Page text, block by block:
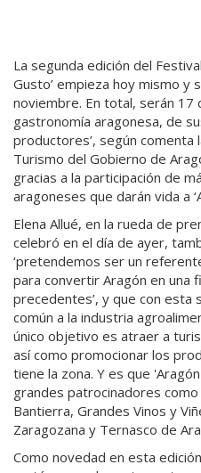
La segunda edición del
Gusto’ empieza hoy mismo y
noviembre. En total, serán 17
gastronomía aragonesa, de
productores’, según
Turismo del Gobierno de
gracias a la participación de
aragoneses que darán vida a
Elena Allué, en la rueda de
celebró en el día de ayer,
‘pretendemos ser un
para convertir Aragón en una
precedentes’, y que con esta
común a la industria
único objetivo es atraer a
así como promocionar los
tiene la zona. Y es que
grandes patrocinadores
Bantierra, Grandes Vinos y
Zaragozana y Ternasco de
Como novedad en esta